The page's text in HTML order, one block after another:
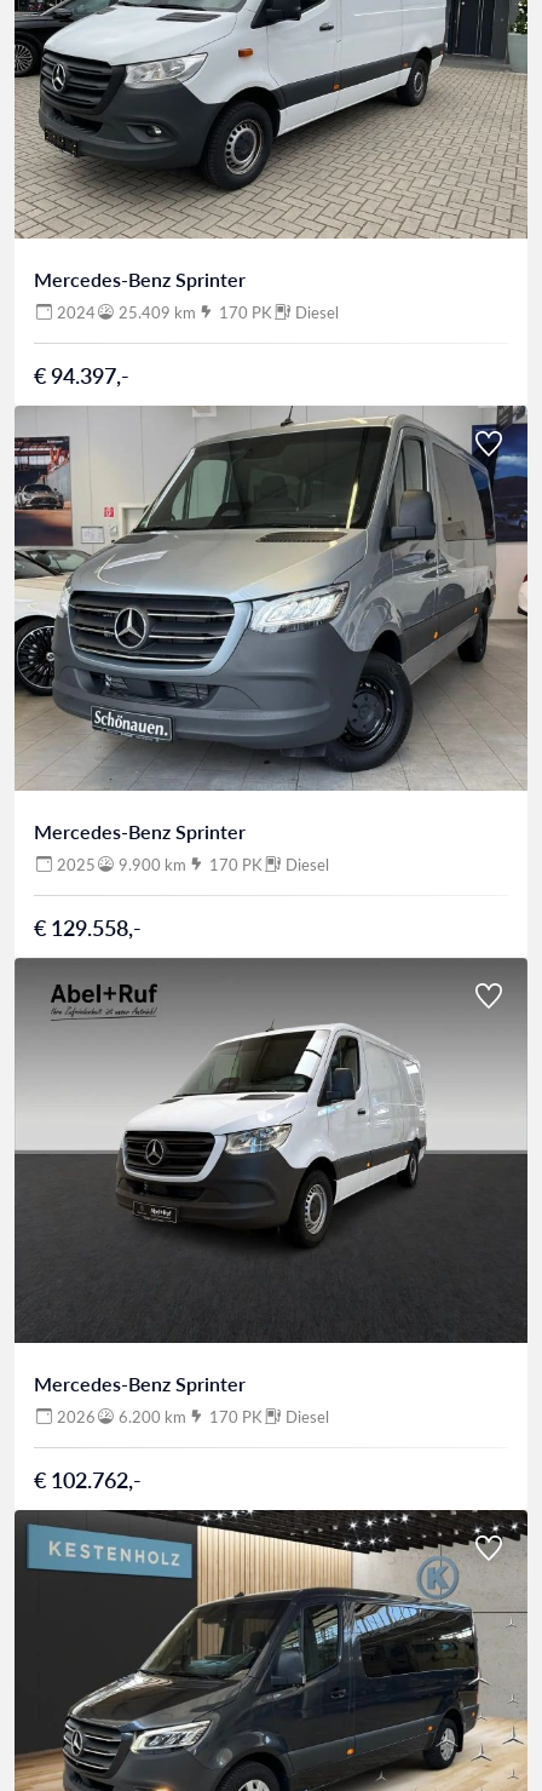
Van gesloten vans tot luxe personenbussen: wij
begeleiden u van zoekopdracht tot aflevering aan
huis. Kies voor een Mercedes-Benz Sprinter en
vertrouw op de ervaring en service van Emile Bakker.
Mercedes-Benz Sprinter
2024 25.409 km 170 PK Diesel
€ 94.397,-
Mercedes-Benz Sprinter
2025 9.900 km 170 PK Diesel
€ 129.558,-
Mercedes-Benz Sprinter
2026 6.200 km 170 PK Diesel
€ 102.762,-